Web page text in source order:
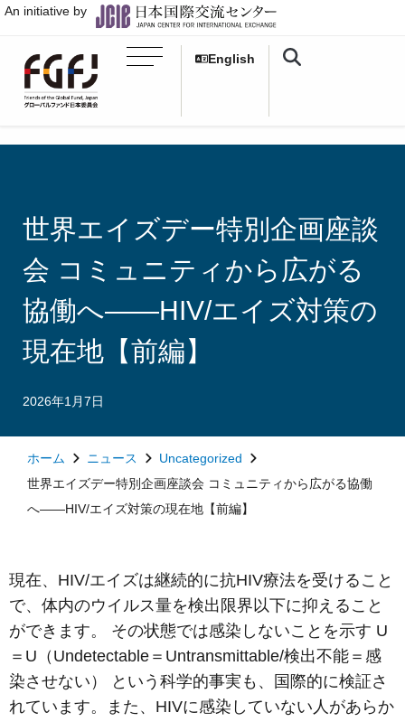
An initiative by
English
世界エイズデー特別企画座談
会 コミュニティから広がる
協働へ――HIV/エイズ対策の
現在地【前編】
2026年1月7日
ホーム ニュース Uncategorized
世界エイズデー特別企画座談会 コミュニティから広がる協働
へ――HIV/エイズ対策の現在地【前編】
現在、HIV/エイズは継続的に抗HIV療法を受けること
で、体内のウイルス量を検出限界以下に抑えること
ができます。 その状態では感染しないことを示す U
＝U（Undetectable＝Untransmittable/検出不能＝感
染させない） という科学的事実も、国際的に検証さ
れています。また、HIVに感染していない人があらか